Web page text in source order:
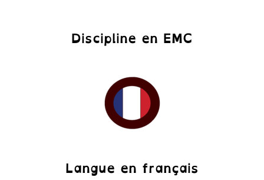
Discipline en EMC
Langue en français